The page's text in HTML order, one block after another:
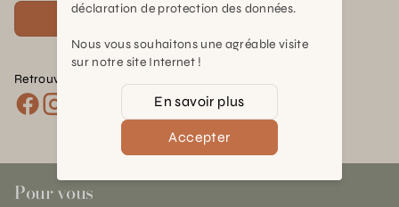
Voir plus
Retrouvez nous sur les réseaux :
Pour vous
déclaration de protection des données.
Nous vous souhaitons une agréable visite
sur notre site Internet !
En savoir plus
Accepter